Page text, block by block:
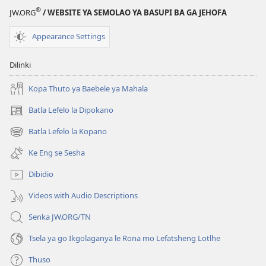
2021)
JW.ORG® / WEBSITE YA SEMOLAO YA BASUPI BA GA JEHOFA
Appearance Settings
Dilinki
Kopa Thuto ya Baebele ya Mahala
Batla Lefelo la Dipokano
(e
bula
tsebe
nngwe)
Batla Lefelo la Kopano
(e
bula
tsebe
e
nngwe)
Ke Eng se Sesha
Dibidio
Videos with Audio Descriptions
Senka JW.ORG/TN
Tsela ya go Ikgolaganya le Rona mo Lefatsheng Lotlhe
Thuso